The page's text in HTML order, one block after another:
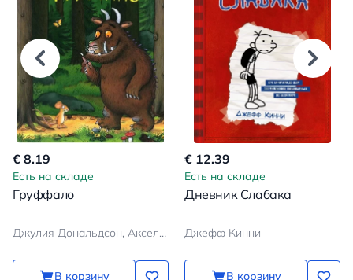
€ 8.19
Есть на складе
Груффало
Джулия Дональдсон, Аксель Шеффлер
В корзину
€ 12.39
Есть на складе
Дневник Слабака
Джефф Кинни
В корзину